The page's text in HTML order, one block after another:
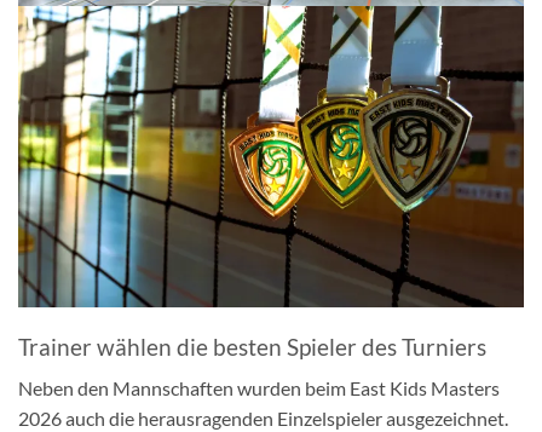
Trainer wählen die besten Spieler des Turniers
Neben den Mannschaften wurden beim East Kids Masters
2026 auch die herausragenden Einzelspieler ausgezeichnet.